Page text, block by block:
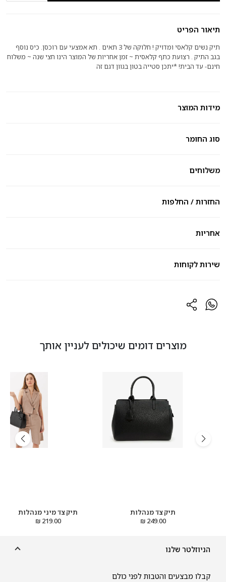
תיאור הפריט
תיק נשים קלאסי ומדויק ! חלוקה של 3 תאים . תא אמצעי עם רוכסן. כיס נוסף
בגב התיק . רצועת כתף קלאסית ~ זמן אחריות של המוצר הינו חצי שנה ~ משלוח
חינם- עד הבית! *יתכן סטייה בטון בגוון דגם זה
מידות המוצר
סוג החומר
משלוחים
החזרות / החלפות
אחריות
שירות לקוחות
מוצרים דומים שיכולים לעניין אותך
תיק צד מנהלות
249.00 ₪
תיק צד מיני מנהלות
219.00 ₪
הניוזלטר שלנו
קבלו מבצעים והטבות לפני כולם